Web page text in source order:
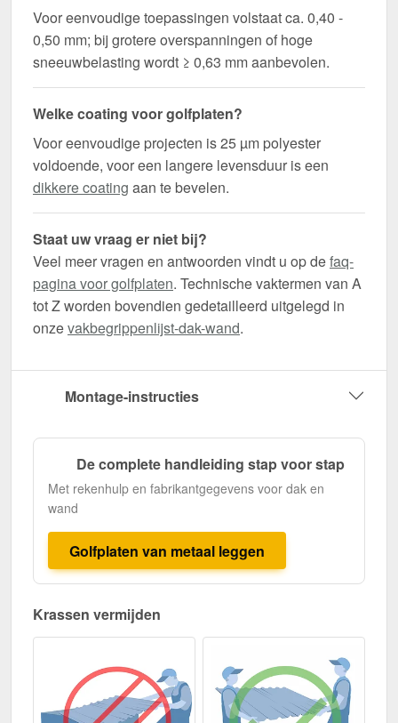
Voor eenvoudige toepassingen volstaat ca. 0,40 -
0,50 mm; bij grotere overspanningen of hoge
sneeuwbelasting wordt ≥ 0,63 mm aanbevolen.
Welke coating voor golfplaten?
Voor eenvoudige projecten is 25 µm polyester
voldoende, voor een langere levensduur is een
dikkere coating aan te bevelen.
Staat uw vraag er niet bij?
Veel meer vragen en antwoorden vindt u op defaq-
pagina voor golfplaten. Technische vaktermen van A
tot Z worden bovendien gedetailleerd uitgelegd in
onzevakbegrippenlijst-dak-wand.
Montage-instructies
De complete handleiding stap voor stap
Met rekenhulp en fabrikantgegevens voor dak en
wand
Golfplaten van metaal leggen
Krassen vermijden